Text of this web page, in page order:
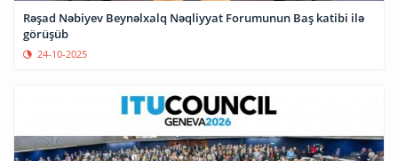
Rəşad Nəbiyev Beynəlxalq Nəqliyyat Forumunun Baş katibi ilə
görüşüb
24-10-2025